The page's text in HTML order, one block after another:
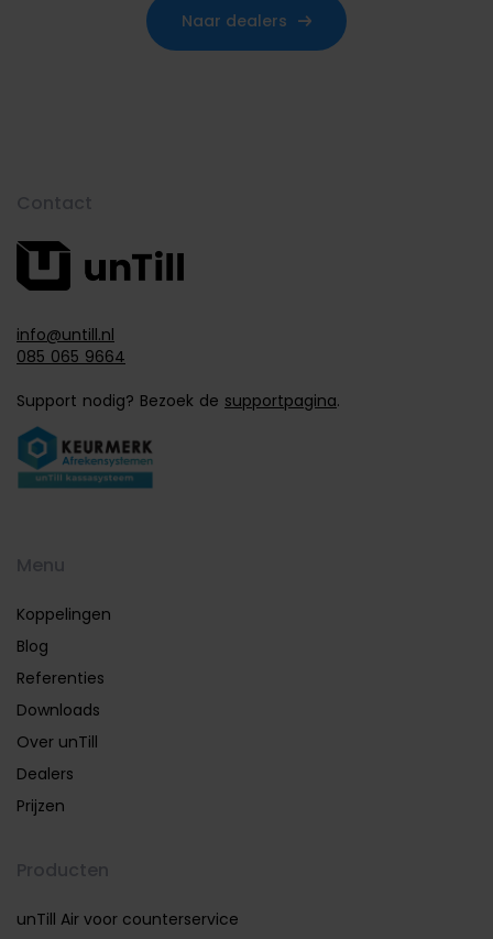
Naar dealers
info@untill.nl
085 065 9664
Support nodig? Bezoek de supportpagina.
Koppelingen
Blog
Referenties
Downloads
Over unTill
Dealers
Prijzen
unTill Air voor counterservice